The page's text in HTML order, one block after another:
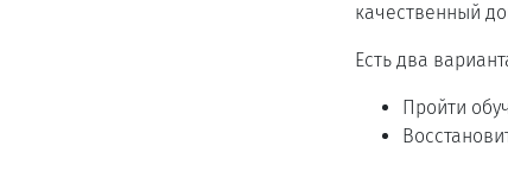
качественный
Есть два
Пройти